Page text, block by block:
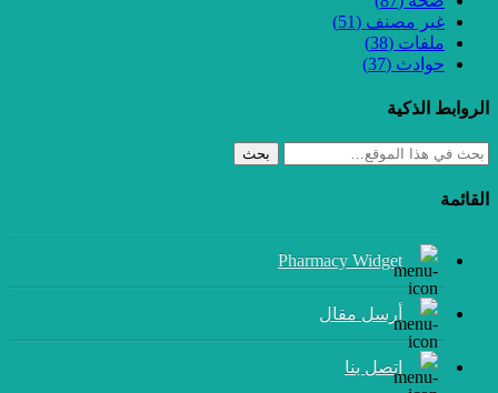
غير مصنف (51)
ملفات (38)
حوادث (37)
الروابط الذكية
بحث
القائمة
Pharmacy Widget
أرسل مقال
إتصل بنا